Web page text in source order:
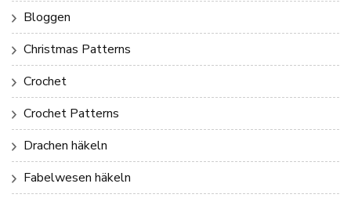
Bloggen
Christmas Patterns
Crochet
Crochet Patterns
Drachen häkeln
Fabelwesen häkeln